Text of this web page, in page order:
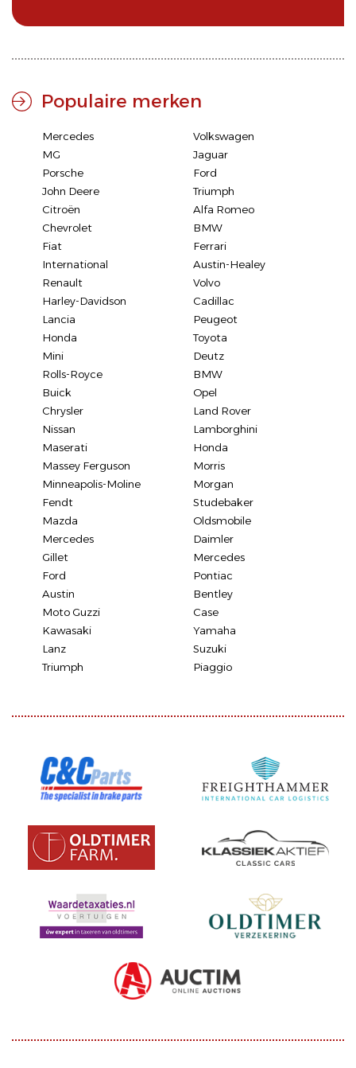
Populaire merken
Mercedes
Volkswagen
MG
Jaguar
Porsche
Ford
John Deere
Triumph
Citroën
Alfa Romeo
Chevrolet
BMW
Fiat
Ferrari
International
Austin-Healey
Renault
Volvo
Harley-Davidson
Cadillac
Lancia
Peugeot
Honda
Toyota
Mini
Deutz
Rolls-Royce
BMW
Buick
Opel
Chrysler
Land Rover
Nissan
Lamborghini
Maserati
Honda
Massey Ferguson
Morris
Minneapolis-Moline
Morgan
Fendt
Studebaker
Mazda
Oldsmobile
Mercedes
Daimler
Gillet
Mercedes
Ford
Pontiac
Austin
Bentley
Moto Guzzi
Case
Kawasaki
Yamaha
Lanz
Suzuki
Triumph
Piaggio